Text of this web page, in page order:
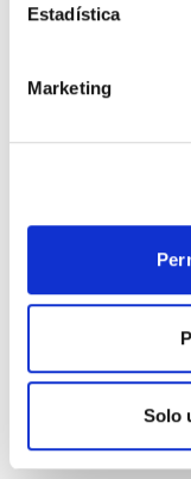
Estadística
Marketing
Solo